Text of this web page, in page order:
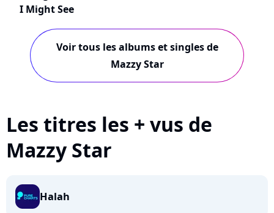
I Might See
Voir tous les albums et singles de
Mazzy Star
Les titres les + vus de
Mazzy Star
Halah